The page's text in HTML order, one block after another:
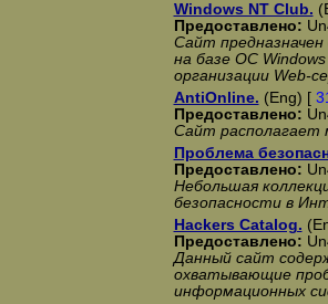
Windows NT Club.
Предоставлено:
Сайт
на базе ОС
организации Web-
AntiOnline. (Eng) [
Предоставлено:
Сайт располагает
Проблема
Предоставлено:
Небольшая
безопасности в
Hackers Catalog.
Предоставлено:
Данный сайт
охватывающие
информационных